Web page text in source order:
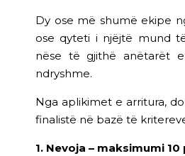
Dy ose më shumë ekipe
ose qyteti i njëjtë mund
nëse të gjithë anëtarët
ndryshme.
Nga aplikimet e arritura,
finalistë në bazë të
1. Nevoja – maksimumi 10